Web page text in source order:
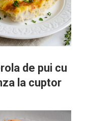
de pui cu
la cuptor